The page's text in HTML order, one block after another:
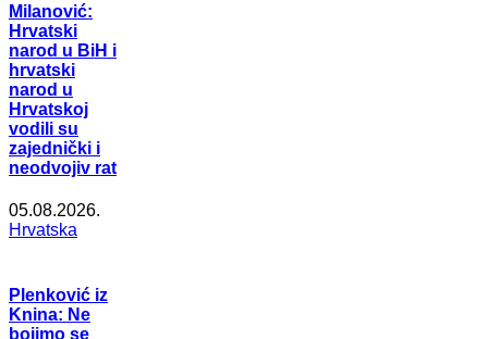
Milanović:
Hrvatski
narod u BiH i
hrvatski
narod u
Hrvatskoj
vodili su
zajednički i
neodvojiv rat
05.08.2026.
Hrvatska
Plenković iz
Knina: Ne
bojimo se